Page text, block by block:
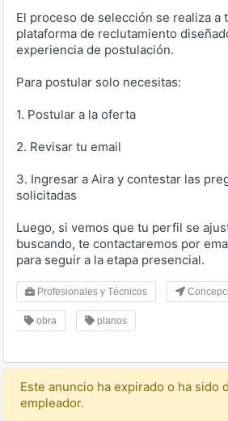
El proceso de selección se realiza a
plataforma de reclutamiento
experiencia de postulación.
Para postular solo necesitas:
1. Postular a la oferta
2. Revisar tu email
3. Ingresar a Aira y contestar las
solicitadas
Luego, si vemos que tu perfil se
buscando, te contactaremos por
para seguir a la etapa presencial.
Profesionales y Técnicos
obra planos
Este anuncio ha expirado o ha sido
empleador.